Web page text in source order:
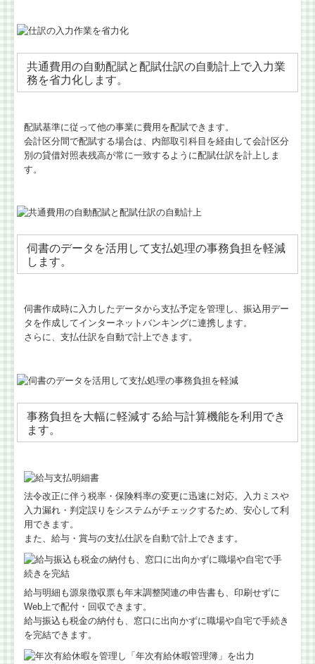
共通費用の自動配賦と配賦仕訳の自動計上で入力業
務を省力化します。
配賦基準に従って他の事業に費用を配賦できます。
会計区分間で配賦する場合は、内部取引科目を経由して会計区分
別の貸借対照表残高が常に一致するように配賦仕訳を計上しま
す。
伺書のデータを活用して支払処理の事務負担を軽減
します。
伺書作成時に入力したデータから支払予定を管理し、振込用デー
タを作成してインターネットバンキングに連携します。
さらに、支払仕訳を自動で計上できます。
事務負担を大幅に軽減する給与計算機能を利用でき
ます。
法令改正に伴う税率・保険料率の変更に迅速に対応。入力ミスや
入力漏れ・判定誤りをシステムがチェックするため、安心して利
用できます。
また、給与・賞与の支払仕訳を自動で計上できます。
給与明細も源泉徴収票も年末調整関連の申告書も、印刷せずに
Web上で配付・回収できます。
給与振込も税金の納付も、窓口に出向かずに職場や自宅で手続き
を完結できます。